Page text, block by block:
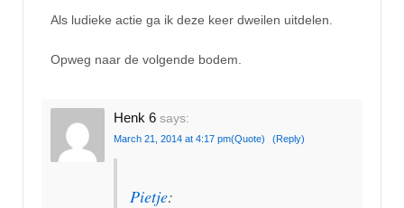
Als ludieke actie ga ik deze keer dweilen uitdelen.
Opweg naar de volgende bodem.
Henk 6 says:
March 21, 2014 at 4:17 pm(Quote) (Reply)
Pietje: